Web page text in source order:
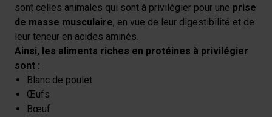
sont celles animales qui sont à privilégier pour une prise
de masse musculaire, en vue de leur digestibilité et de
leur teneur en acides aminés.
Ainsi, les aliments riches en protéines à privilégier
sont :
Blanc de poulet
Œufs
Bœuf